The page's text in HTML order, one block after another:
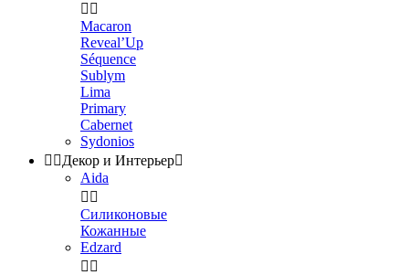
 
Macaron
Reveal’Up
Séquence
Sublym
Lima
Primary
Cabernet
Sydonios
 Декор и Интерьер
Aida
 
Силиконовые
Кожанные
Edzard
 